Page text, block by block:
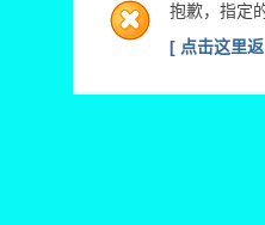
抱歉，指定
[ 点击这里